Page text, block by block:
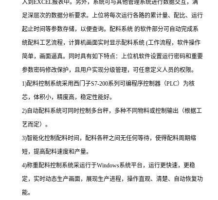
入到EXCEL报表中。另外，系统可与其他管理系统进行数据交互，满
足深层次的数据分析要求。上位将每次运行各路的累计量、配比、运行
起止时间等参数存储，以便查询。 配料系统 的软件部分可自动完成系
统配料工艺流程，计算机画面实时显示配料系统 (工作流程，软件操作
简单，画面逼真。同时具有如下特点：上位机软件设置运行密码和重要
参数密码修改保护，且用户实现分级管理，可任意定义人员的权限。
1)配料控制系统采用西门子S7-200系列可编程序控制器（PLC）为核
芯，体积小，精度高，稳定性能好。
2)自动配料系统可同时控制多台秤，多种不同物料或控制输出（根据工
艺而定）。
3)智能化控制配料时间，配料各秤之间无任何等待，使得配料周期缩
短，提高配料速度和产量。
4)称重配料控制系统采运行于Windows系统平台，运行更快速，更稳
定，实时动态生产画面，展现生产进程，操作直观、清楚、自动恢复功
能。